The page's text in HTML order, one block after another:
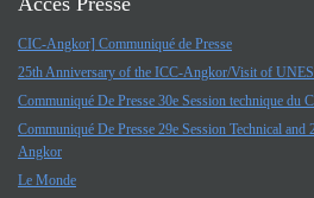
CIC-Angkor] Communiqué de Presse
25th Anniversary of the ICC-Angkor/Visit of
Communiqué De Presse 30e Session technique du
Communiqué De Presse 29e Session Technical
Angkor
Le Monde